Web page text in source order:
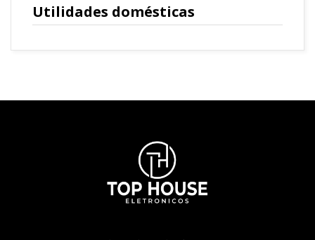
Utilidades domésticas